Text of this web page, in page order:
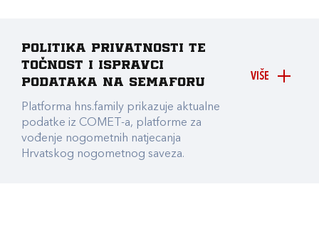
VIŠE
Politika privatnosti te
točnost i ispravci
podataka na Semaforu
Platforma hns.family prikazuje aktualne
podatke iz COMET-a, platforme za
vođenje nogometnih natjecanja
Hrvatskog nogometnog saveza.